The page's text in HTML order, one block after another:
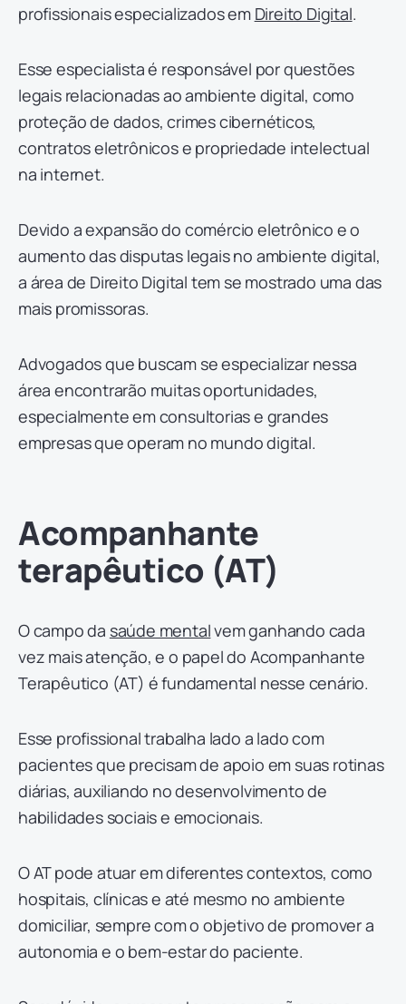
profissionais especializados em Direito Digital.
Esse especialista é responsável por questões
legais relacionadas ao ambiente digital, como
proteção de dados, crimes cibernéticos,
contratos eletrônicos e propriedade intelectual
na internet.
Devido a expansão do comércio eletrônico e o
aumento das disputas legais no ambiente digital,
a área de Direito Digital tem se mostrado uma das
mais promissoras.
Advogados que buscam se especializar nessa
área encontrarão muitas oportunidades,
especialmente em consultorias e grandes
empresas que operam no mundo digital.
Acompanhante
terapêutico (AT)
O campo da saúde mentalvem ganhando cada
vez mais atenção, e o papel do Acompanhante
Terapêutico (AT) é fundamental nesse cenário.
Esse profissional trabalha lado a lado com
pacientes que precisam de apoio em suas rotinas
diárias, auxiliando no desenvolvimento de
habilidades sociais e emocionais.
O AT pode atuar em diferentes contextos, como
hospitais, clínicas e até mesmo no ambiente
domiciliar, sempre com o objetivo de promover a
autonomia e o bem-estar do paciente.